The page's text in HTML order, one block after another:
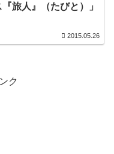
旅人』（たびと）」
2015.05.26
ク